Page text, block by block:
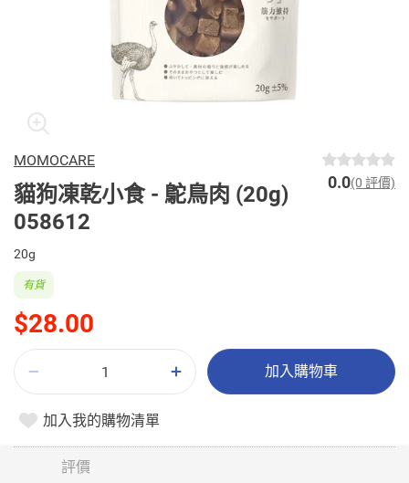
MOMOCARE
貓狗凍乾小食 - 鴕鳥肉 (20g)
058612
0.0(0 評價)
20g
$28.00
有貨
加入購物車
加入我的購物清單
評價